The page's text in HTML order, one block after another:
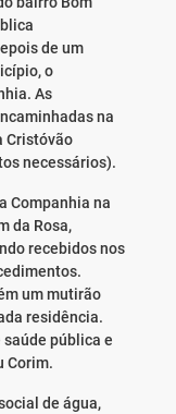
de um
o
As
na
Cristóvão
necessários).
Companhia na
da Rosa,
recebidos nos
um mutirão
residência.
saúde pública e
Corim.
de água,